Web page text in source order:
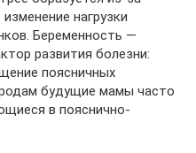
нагрузки
Беременность —
развития болезни:
поясничных
будущие мамы часто
в пояснично-